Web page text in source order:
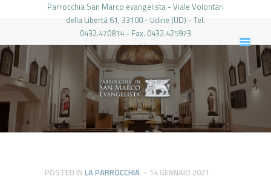
Parrocchia San Marco evangelista - Viale Volontari
della Libertá 61, 33100 - Udine (UD) - Tel.
0432.470814 - Fax. 0432.425973
PARROCCHIA DI SAN MARCO UDINE
HOME
LA PARROCCHIA
IL PARROCO
LE ATTIVITÀ
PIERABECH
POSTED IN LA PARROCCHIA 14 GENNAIO 2021